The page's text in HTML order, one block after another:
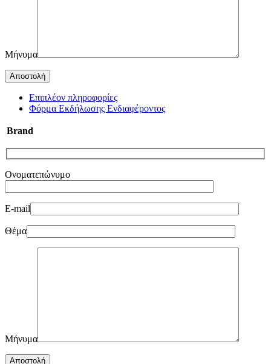
Μήνυμα
Επιπλέον πληροφορίες
Φόρμα Εκδήλωσης Ενδιαφέροντος
Brand
Ονοματεπώνυμο
E-mail
Θέμα
Μήνυμα